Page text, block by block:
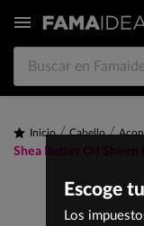

Inicio Cabello
Shea Butter Oil Sheen
Escoge
Los